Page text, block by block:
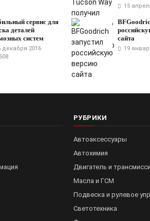
15
сервис для
деталей
систем
декабря 2016
508
сайта
19
РУБРИКИ
Автоаксессуары
Автохимия
Двигатель и
Масла и ГСМ
Подвеска и рулевое
Светотехника